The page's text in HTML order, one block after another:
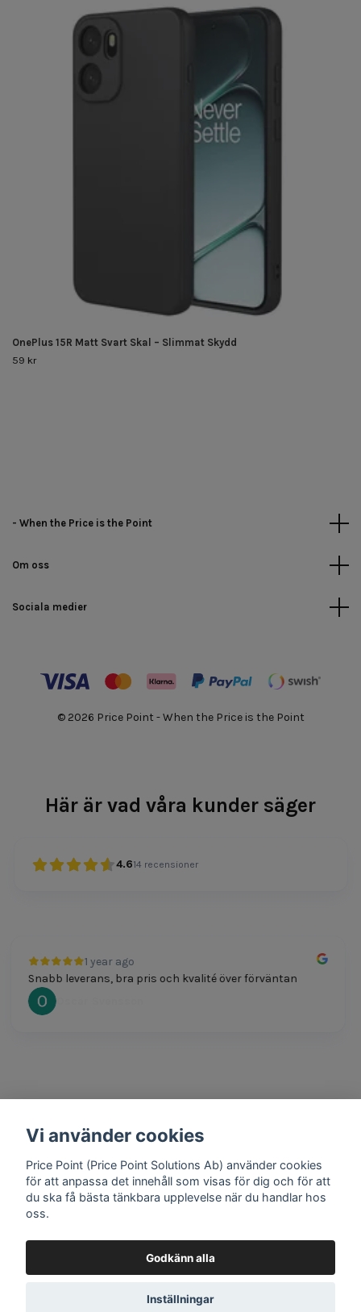
OnePlus 15R Matt Svart Skal – Slimmat Skydd
59 kr
- When the Price is the Point
Om oss
Sociala medier
© 2026 Price Point - When the Price is the Point
Här är vad våra kunder säger
4.614 recensioner
1 year ago
Snabb leverans, bra pris och kvalité över förväntan
Oscar Svensson
1 year ago
Mathias Johansson
Google review widgetby
Vi använder cookies
Price Point (Price Point Solutions Ab) använder cookies
för att anpassa det innehåll som visas för dig och för att
du ska få bästa tänkbara upplevelse när du handlar hos
oss.
Godkänn alla
Inställningar